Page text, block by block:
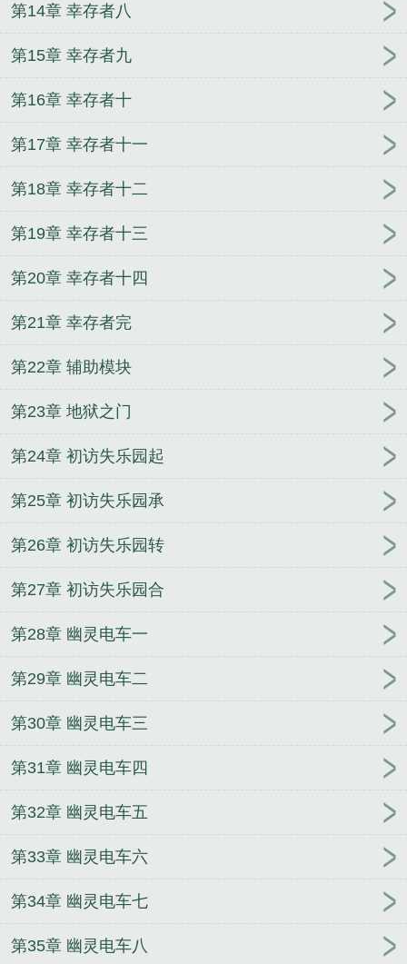
第14章 幸存者八
第15章 幸存者九
第16章 幸存者十
第17章 幸存者十一
第18章 幸存者十二
第19章 幸存者十三
第20章 幸存者十四
第21章 幸存者完
第22章 辅助模块
第23章 地狱之门
第24章 初访失乐园起
第25章 初访失乐园承
第26章 初访失乐园转
第27章 初访失乐园合
第28章 幽灵电车一
第29章 幽灵电车二
第30章 幽灵电车三
第31章 幽灵电车四
第32章 幽灵电车五
第33章 幽灵电车六
第34章 幽灵电车七
第35章 幽灵电车八